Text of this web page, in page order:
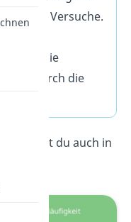
der Versuche.
du sie
du die
durch die
kannst du auch in